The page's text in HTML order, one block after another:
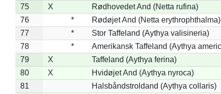
75
X
Rødhovedet And (Netta rufina)
76
*
Rødøjet And (Netta erythrophthalma)
77
*
Stor Taffeland (Aythya valisineria)
78
*
Amerikansk Taffeland (Aythya
79
X
Taffeland (Aythya ferina)
80
X
Hvidøjet And (Aythya nyroca)
81
Halsbåndstroldand (Aythya collaris)